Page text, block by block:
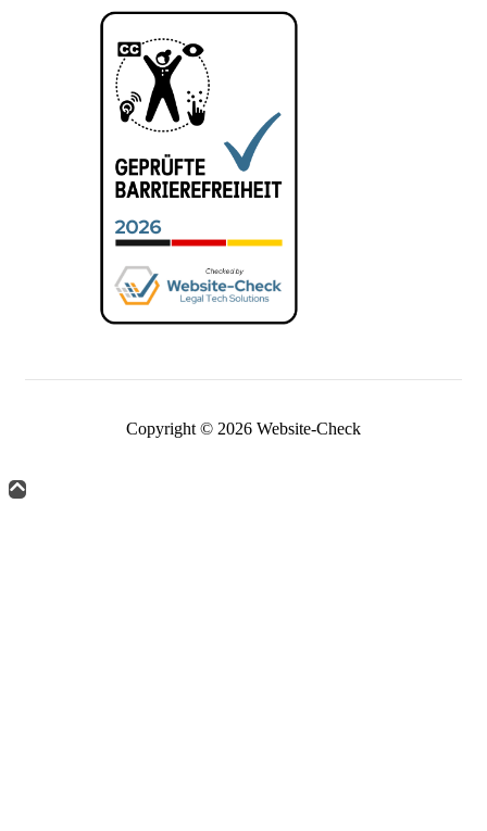
Copyright © 2026 Website-Check